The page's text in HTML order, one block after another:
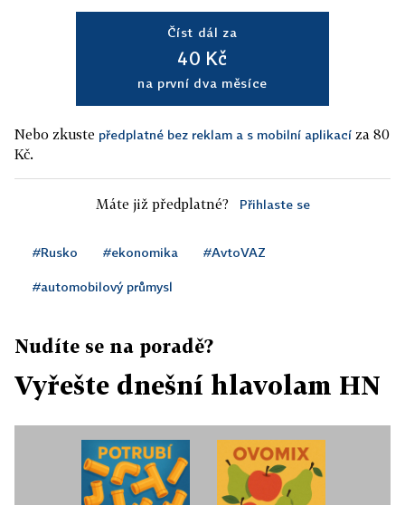
Číst dál za
40 Kč
na první dva měsíce
Nebo zkuste předplatné bez reklam a s mobilní aplikací za 80
Kč.
Máte již předplatné? Přihlaste se
#Rusko #ekonomika #AvtoVAZ
#automobilový průmysl
Nudíte se na poradě?
Vyřešte dnešní hlavolam HN